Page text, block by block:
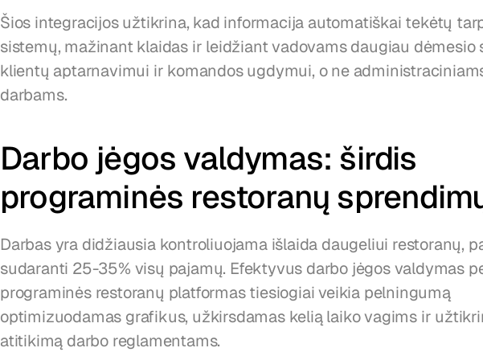
Šios integracijos užtikrina, kad informacija automatiškai tekėtų
sistemų, mažinant klaidas ir leidžiant vadovams daugiau dėmesio
klientų aptarnavimui ir komandos ugdymui, o ne
darbams.
Darbo jėgos valdymas: širdis
programinės restoranų
Darbas yra didžiausia kontroliuojama išlaida daugeliui restoranų,
sudaranti 25-35% visų pajamų. Efektyvus darbo jėgos valdymas
programinės restoranų platformas tiesiogiai veikia pelningumą
optimizuodamas grafikus, užkirsdamas kelią laiko vagims ir
atitikimą darbo reglamentams.